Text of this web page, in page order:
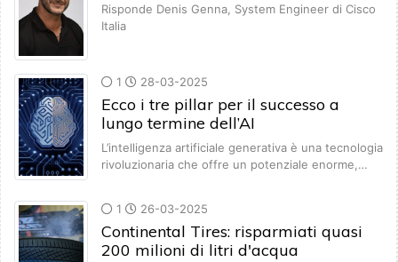
Risponde Denis Genna, System Engineer di Cisco
Italia
1 28-03-2025
Ecco i tre pillar per il successo a
lungo termine dell’AI
L’intelligenza artificiale generativa è una tecnologia
rivoluzionaria che offre un potenziale enorme,…
1 26-03-2025
Continental Tires: risparmiati quasi
200 milioni di litri d'acqua